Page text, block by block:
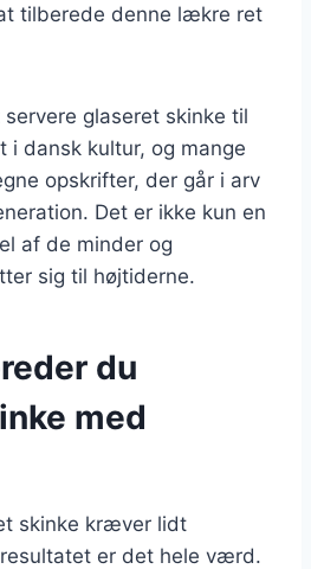
tilberede denne lækre ret
glaseret skinke til
i dansk kultur, og mange
opskrifter, der går i arv
Det er ikke kun en
af de minder og
sig til højtiderne.
du
med
skinke kræver lidt
er det hele værd.